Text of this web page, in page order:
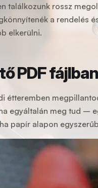
találkozunk rossz
a rendelés
elkerülni.
PDF fájlban
étteremben
egyáltalán meg tud –
papír alapon